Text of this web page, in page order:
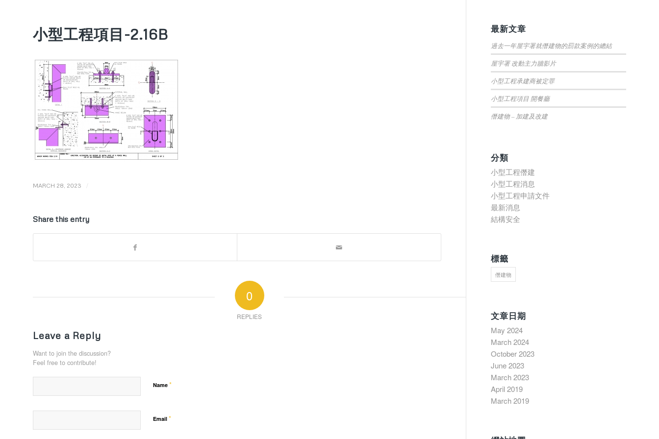
小型工程項目-2.16B
MARCH 28, 2023 /
Share this entry
0
REPLIES
Leave a Reply
Want to join the discussion?
Feel free to contribute!
Name *
Email *
最新文章
過去一年屋宇署就僭建物的罰款案例的總結
屋宇署 改動主力牆影片
小型工程承建商被定罪
小型工程項目 開餐廳
僭建物 – 加建及改建
分類
小型工程僭建
小型工程消息
小型工程申請文件
最新消息
結構安全
標籤
僭建物
文章日期
May 2024
March 2024
October 2023
June 2023
March 2023
April 2019
March 2019